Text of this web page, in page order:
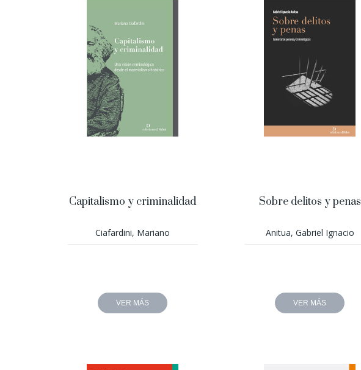
Capitalismo y criminalidad
Ciafardini, Mariano
VER MÁS
Sobre delitos y penas
Anitua, Gabriel Ignacio
VER MÁS